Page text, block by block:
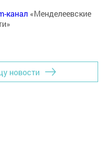
канал «Менделеевские
новости